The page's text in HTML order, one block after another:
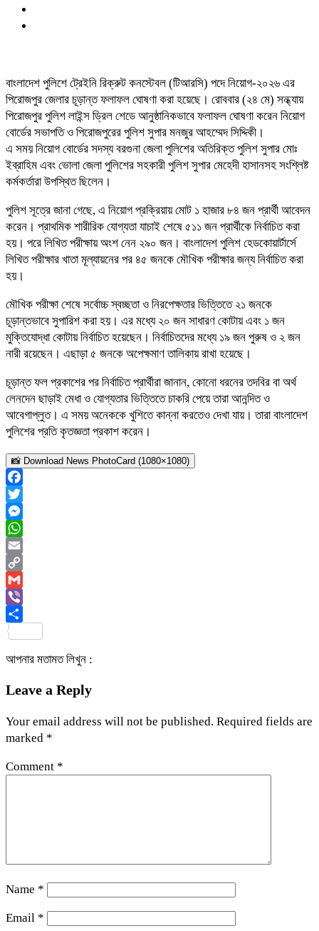
বাংলাদেশ পুলিশে ট্রেইনি রিক্রুট কনস্টেবল (টিআরসি) পদে নিয়োগ-২০২৬ এর
পিরোজপুর জেলার চূড়ান্ত ফলাফল ঘোষণা করা হয়েছে। রোববার (২৪ মে) সন্ধ্যায়
পিরোজপুর পুলিশ লাইন্স ড্রিল শেডে আনুষ্ঠানিকভাবে ফলাফল ঘোষণা করেন নিয়োগ
বোর্ডের সভাপতি ও পিরোজপুরের পুলিশ সুপার মনজুর আহম্মেদ সিদ্দিকী।
এ সময় নিয়োগ বোর্ডের সদস্য বরগুনা জেলা পুলিশের অতিরিক্ত পুলিশ সুপার মোঃ
ইব্রাহিম এবং ভোলা জেলা পুলিশের সহকারী পুলিশ সুপার মেহেদী হাসানসহ সংশ্লিষ্ট
কর্মকর্তারা উপস্থিত ছিলেন।
পুলিশ সূত্রে জানা গেছে, এ নিয়োগ প্রক্রিয়ায় মোট ১ হাজার ৮৪ জন প্রার্থী আবেদন
করেন। প্রাথমিক শারীরিক যোগ্যতা যাচাই শেষে ৫১১ জন প্রার্থীকে নির্বাচিত করা
হয়। পরে লিখিত পরীক্ষায় অংশ নেন ২৯০ জন। বাংলাদেশ পুলিশ হেডকোয়ার্টার্সে
লিখিত পরীক্ষার খাতা মূল্যায়নের পর ৪৫ জনকে মৌখিক পরীক্ষার জন্য নির্বাচিত করা
হয়।
মৌখিক পরীক্ষা শেষে সর্বোচ্চ স্বচ্ছতা ও নিরপেক্ষতার ভিত্তিতে ২১ জনকে
চূড়ান্তভাবে সুপারিশ করা হয়। এর মধ্যে ২০ জন সাধারণ কোটায় এবং ১ জন
মুক্তিযোদ্ধা কোটায় নির্বাচিত হয়েছেন। নির্বাচিতদের মধ্যে ১৯ জন পুরুষ ও ২ জন
নারী রয়েছেন। এছাড়া ৫ জনকে অপেক্ষমাণ তালিকায় রাখা হয়েছে।
চূড়ান্ত ফল প্রকাশের পর নির্বাচিত প্রার্থীরা জানান, কোনো ধরনের তদবির বা অর্থ
লেনদেন ছাড়াই মেধা ও যোগ্যতার ভিত্তিতে চাকরি পেয়ে তারা আনন্দিত ও
আবেগাপ্লুত। এ সময় অনেককে খুশিতে কান্না করতেও দেখা যায়। তারা বাংলাদেশ
পুলিশের প্রতি কৃতজ্ঞতা প্রকাশ করেন।
📸 Download News PhotoCard (1080×1080)
Facebook
Twitter
Messenger
WhatsApp
Email
Copy
Link
Gmail
Viber
আপনার মতামত লিখুন :
Leave a Reply
Your email address will not be published. Required fields are
marked *
Comment *
Name *
Email *